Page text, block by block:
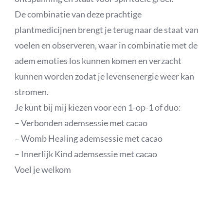
De combinatie van deze prachtige
plantmedicijnen brengt je terug naar de staat van
voelen en observeren, waar in combinatie met de
adem emoties los kunnen komen en verzacht
kunnen worden zodat je levensenergie weer kan
stromen.
Je kunt bij mij kiezen voor een 1-op-1 of duo:
– Verbonden ademsessie met cacao
– Womb Healing ademsessie met cacao
– Innerlijk Kind ademsessie met cacao
Voel je welkom